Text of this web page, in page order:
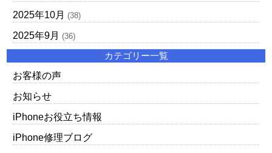
2025年10月 (38)
2025年9月 (36)
カテゴリー一覧
お客様の声
お知らせ
iPhoneお役立ち情報
iPhone修理ブログ